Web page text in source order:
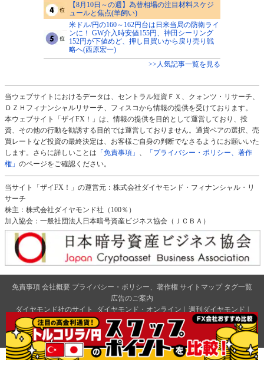
【8月10日～の週】為替相場の注目材料スケジ
ュールと焦点(羊飼い)
米ドル/円の160～162円台は日米当局の防衛ライ
ンに！ GW介入時安値155円、神田シーリング
152円が下値めど、押し目買いから戻り売り戦
略へ(西原宏一)
>>人気記事一覧を見る
当ウェブサイトにおけるデータは、セントラル短資ＦＸ、クォンツ・リサーチ、
ＤＺＨフィナンシャルリサーチ、フィスコから情報の提供を受けております。
本ウェブサイト「ザイFX！」は、情報の提供を目的として運営しており、投
資、その他の行動を勧誘する目的では運営しておりません。通貨ペアの選択、売
買レートなど投資の最終決定は、お客様ご自身の判断でなさるようにお願いいた
します。さらに詳しいことは 「免責事項」
「プライバシー・ポリシー、著作
権」 のページをご確認ください。
当サイト「ザイFX！」の運営元：株式会社ダイヤモンド・フィナンシャル・リ
サーチ
株主：株式会社ダイヤモンド社（100％）
加入協会：一般社団法人日本暗号資産ビジネス協会（ＪＣＢＡ）
免責事項 会社概要 プライバシー・ポリシー、著作権 サイトマップ タグ一覧
広告のご案内
ダイヤモンド社のサイト
ダイヤモンド・オンライン 週刊ダイヤモンド
ザイ・オンライン| クリプトインサイト| ザイFX！
2026 Diamond Financial Research,Inc All Rights Reserved.